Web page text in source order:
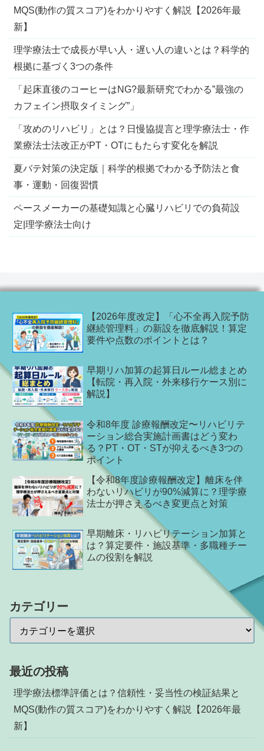
MQS(動作の質スコア)をわかりやすく解説【2026年最
新】
理学療法士で成長が早い人・遅い人の違いとは？科学的
根拠に基づく3つの条件
「起床直後のコーヒーはNG?最新研究でわかる”最強の
カフェイン摂取タイミング”」
「攻めのリハビリ」とは？日慢協提言と理学療法士・作
業療法士法改正がPT・OTにもたらす変化を解説
夏バテ対策の決定版｜科学的根拠でわかる予防法と食
事・運動・回復習慣
ペースメーカーの基礎知識と心臓リハビリでの負荷設
定|理学療法士向け
【2026年度改定】「心不全再入院予防
継続管理料」の新設を徹底解説！算定
要件や点数のポイントとは？
早期リハ加算の起算日ルール総まとめ
【転院・再入院・外来移行ケース別に
解説】
令和8年度 診療報酬改定〜リハビリテ
ーション総合実施計画書はどう変わ
る？PT・OT・STが抑えるべき3つの
ポイント
【令和8年度診療報酬改定】離床を伴
わないリハビリが90%減算に？理学療
法士が押さえるべき変更点と対策
早期離床・リハビリテーション加算と
は？算定要件・施設基準・多職種チー
ムの役割を解説
カテゴリー
最近の投稿
理学療法標準評価とは？信頼性・妥当性の検証結果と
MQS(動作の質スコア)をわかりやすく解説【2026年最
新】